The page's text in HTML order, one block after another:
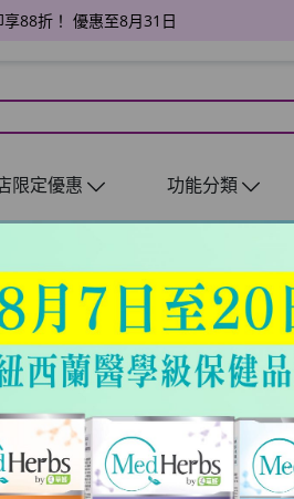
88折！ 優惠至8月31日
限定優惠 功能分類